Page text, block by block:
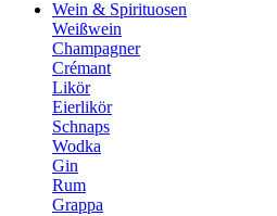
Wein & Spirituosen
Weißwein
Champagner
Crémant
Likör
Eierlikör
Schnaps
Wodka
Gin
Rum
Grappa